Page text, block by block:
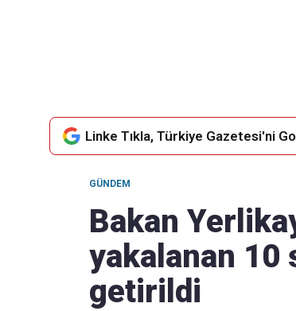
Linke Tıkla, Türkiye Gazetesi'ni
GÜNDEM
Bakan
yakalanan 10
getirildi